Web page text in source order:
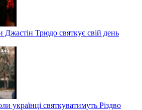
Джастін Трюдо святкує свій день
українці святкуватимуть Різдво